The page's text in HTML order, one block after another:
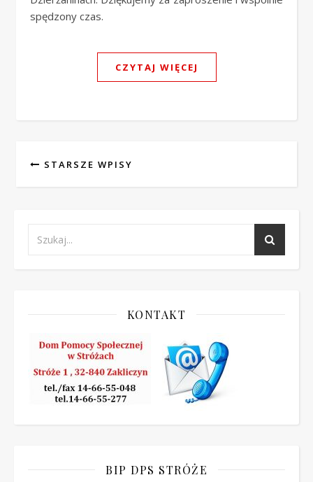
spędzony czas.
CZYTAJ WIĘCEJ
STARSZE WPISY
KONTAKT
BIP DPS STRÓŻE